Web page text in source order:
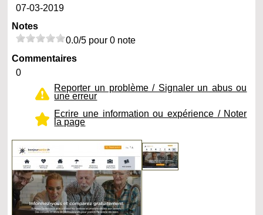
07-03-2019
Notes
0.0/5 pour 0 note
Commentaires
0
Reporter un problème / Signaler un abus ou
une erreur
Ecrire une information ou expérience / Noter
la page